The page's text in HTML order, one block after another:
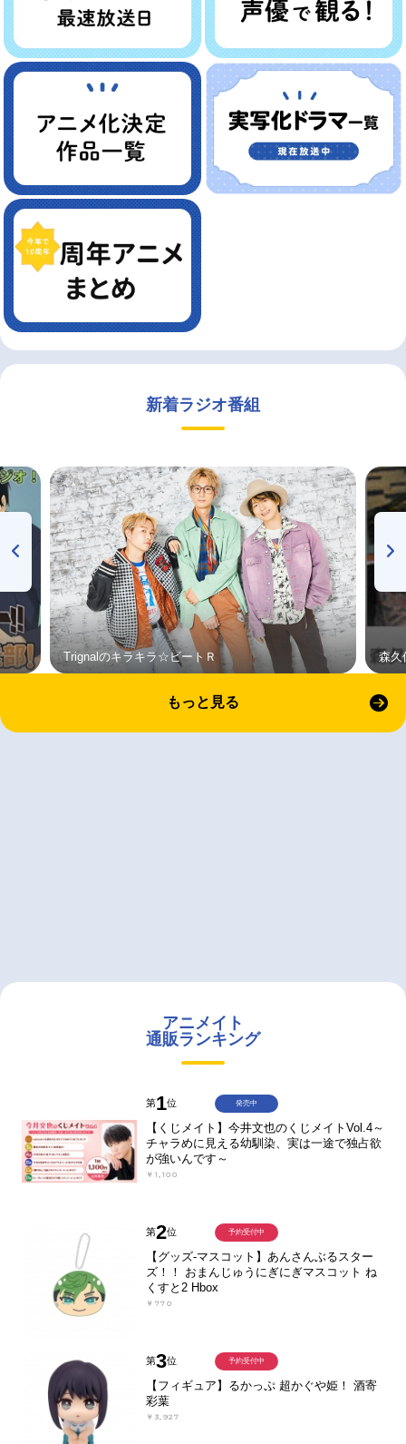
新着ラジオ番組
Trignalのキラキラ☆ビートＲ 森久
もっと見る
アニメイト
通販ランキング
第1位
【くじメイト】今井文也のくじメイトVol.4～
チャラめに見える幼馴染、実は一途で独占欲
が強いんです～
￥1,100
発売中
第2位
【グッズ-マスコット】あんさんぶるスター
ズ！！ おまんじゅうにぎにぎマスコット ね
くすと2 Hbox
￥770
予約受付中
第3位
【フィギュア】るかっぷ 超かぐや姫！ 酒寄
彩葉
￥3,927
予約受付中